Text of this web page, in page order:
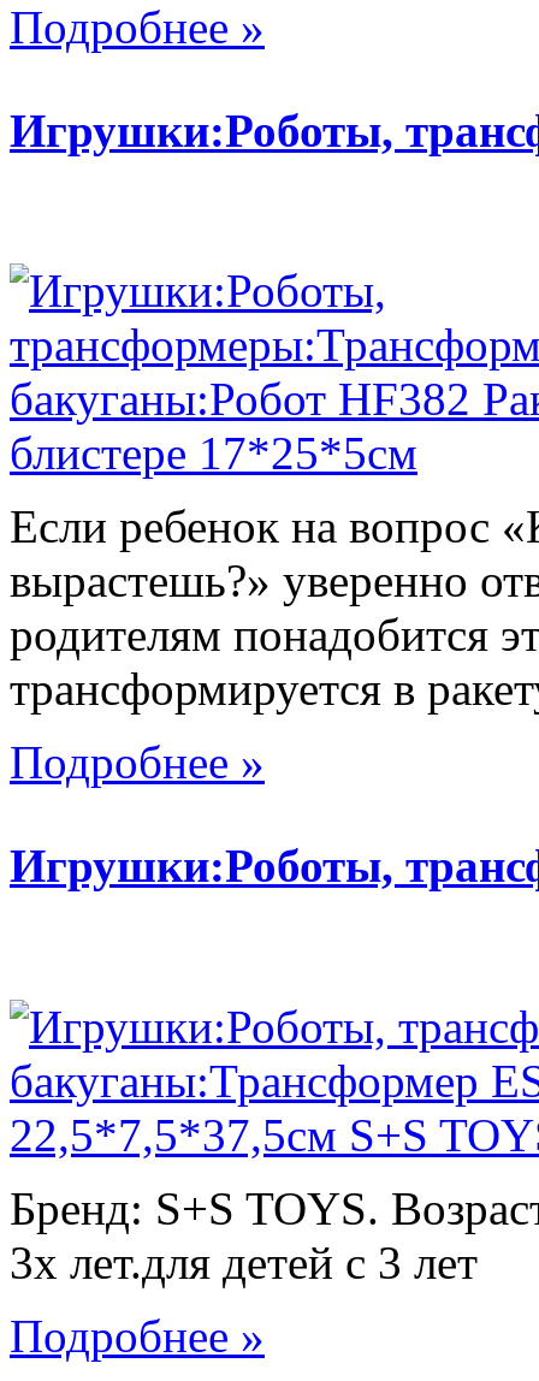
Подробнее »
Игрушки:Роботы,
Если ребенок на вопрос
вырастешь?» уверенно
родителям понадобится
трансформируется в
Подробнее »
Игрушки:Роботы,
Бренд: S+S TOYS.
3х лет.для детей с 3 лет
Подробнее »